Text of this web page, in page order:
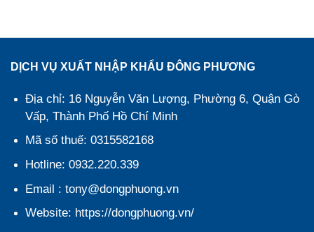
DỊCH VỤ XUẤT NHẬP KHẨU ĐÔNG PHƯƠNG
Địa chỉ: 16 Nguyễn Văn Lượng, Phường 6, Quận Gò
Vấp, Thành Phố Hồ Chí Minh
Mã số thuế: 0315582168
Hotline: 0932.220.339
Email : tony@dongphuong.vn
Website: https://dongphuong.vn/